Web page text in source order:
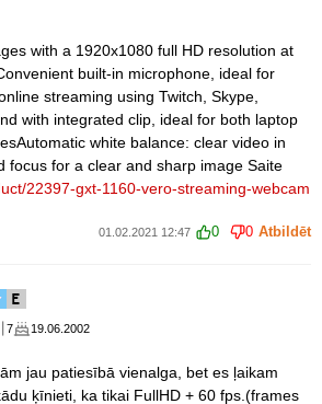
with a 1920x1080 full HD resolution at
built-in microphone, ideal for
streaming using Twitch, Skype,
with integrated clip, ideal for both laptop
white balance: clear video in
focus for a clear and sharp image Saite
22397-gxt-1160-vero-streaming-webcam
01.02.2021 12:47 0 0 Atbildēt
7 19.06.2002
jau patiesībā vienalga, bet es ļaikam
ķīnieti, ka tikai FullHD + 60 fps.(frames